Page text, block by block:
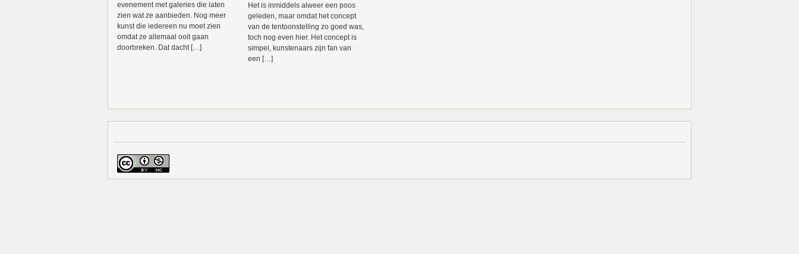
evenement met galeries die laten
zien wat ze aanbieden. Nog meer
kunst die iedereen nu moet zien
omdat ze allemaal ooit gaan
doorbreken. Dat dacht […]
Het is inmiddels alweer een poos
geleden, maar omdat het concept
van de tentoonstelling zo goed was,
toch nog even hier. Het concept is
simpel, kunstenaars zijn fan van
een […]